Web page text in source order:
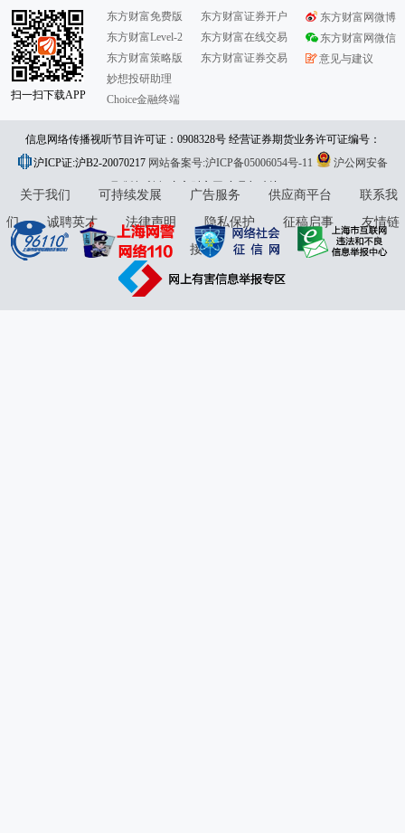
扫一扫下载APP
东方财富免费版
东方财富Level-2
东方财富策略版
妙想投研助理
Choice金融终端
东方财富证券开户
东方财富在线交易
东方财富证券交易
东方财富网微博
东方财富网微信
意见与建议
信息网络传播视听节目许可证：0908328号 经营证券期货业务许可证编号：
913101046312860336 违法和不良信息举报:021-61278686 举报邮箱：
jubao@eastmoney.com
沪ICP证:沪B2-20070217 网站备案号:沪ICP备05006054号-11
沪公网安备
31010402000120号版权所有:东方财富网意见与建议:4000300059/952500
关于我们 可持续发展 广告服务 供应商平台
联系我
们
诚聘英才 法律声明 隐私保护 征稿启事
友情链
接